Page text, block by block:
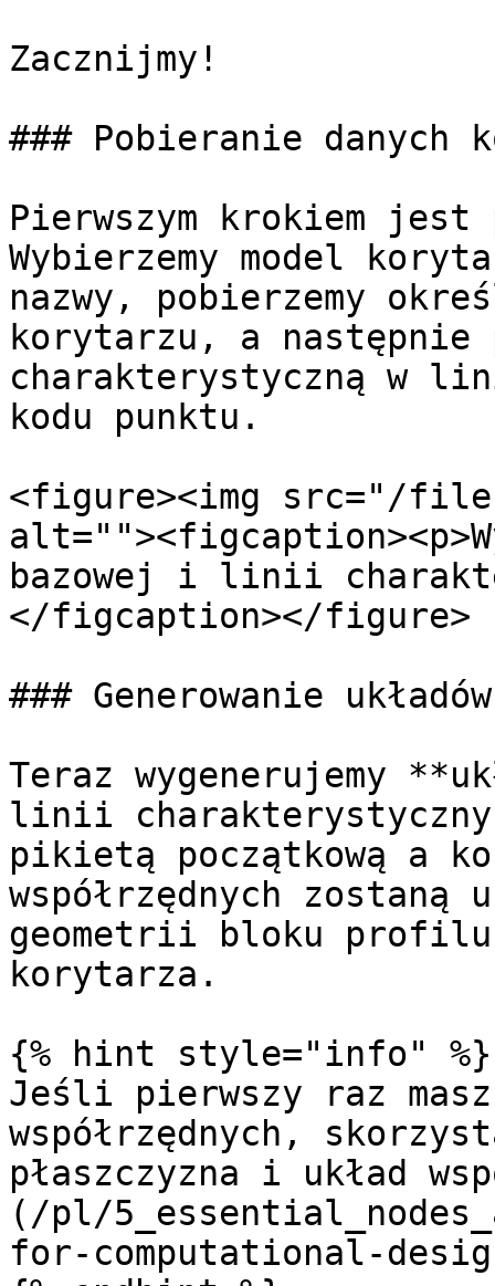
Zacznijmy!
### Pobieranie danych
Pierwszym krokiem
Wybierzemy model
nazwy, pobierzemy
korytarzu, a następnie
charakterystyczną w
kodu punktu.
<figure><img src="/files/
bazowej i linii
</figcaption></figure>
### Generowanie
Teraz wygenerujemy
linii
pikietą początkową a
współrzędnych zostaną
geometrii bloku profilu
korytarza.
{% hint style="info" %}
Jeśli pierwszy raz
współrzędnych,
płaszczyzna i układ
(/pl/
for-computational-